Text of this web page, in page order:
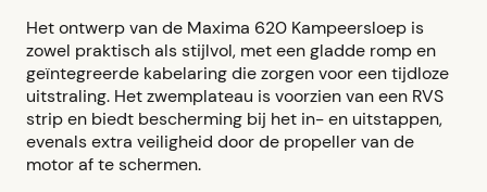
Het ontwerp van de Maxima 620 Kampeersloep is
zowel praktisch als stijlvol, met een gladde romp en
geïntegreerde kabelaring die zorgen voor een tijdloze
uitstraling. Het zwemplateau is voorzien van een RVS
strip en biedt bescherming bij het in- en uitstappen,
evenals extra veiligheid door de propeller van de
motor af te schermen.